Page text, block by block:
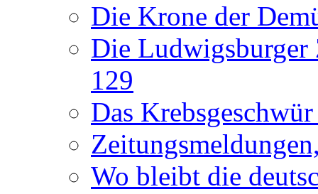
Die Krone der
Die Ludwigsburger
129
Das
Wo bleibt die